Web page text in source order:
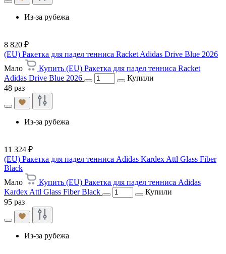
Из-за рубежа
8 820 ₽
(EU) Ракетка для падел тенниса Racket Adidas Drive Blue 2026
Мало
Купить (EU) Ракетка для падел тенниса Racket
Adidas Drive Blue 2026
Купили
48 раз
Из-за рубежа
11 324 ₽
(EU) Ракетка для падел тенниса Adidas Kardex Attl Glass Fiber
Black
Мало
Купить (EU) Ракетка для падел тенниса Adidas
Kardex Attl Glass Fiber Black
Купили
95 раз
Из-за рубежа